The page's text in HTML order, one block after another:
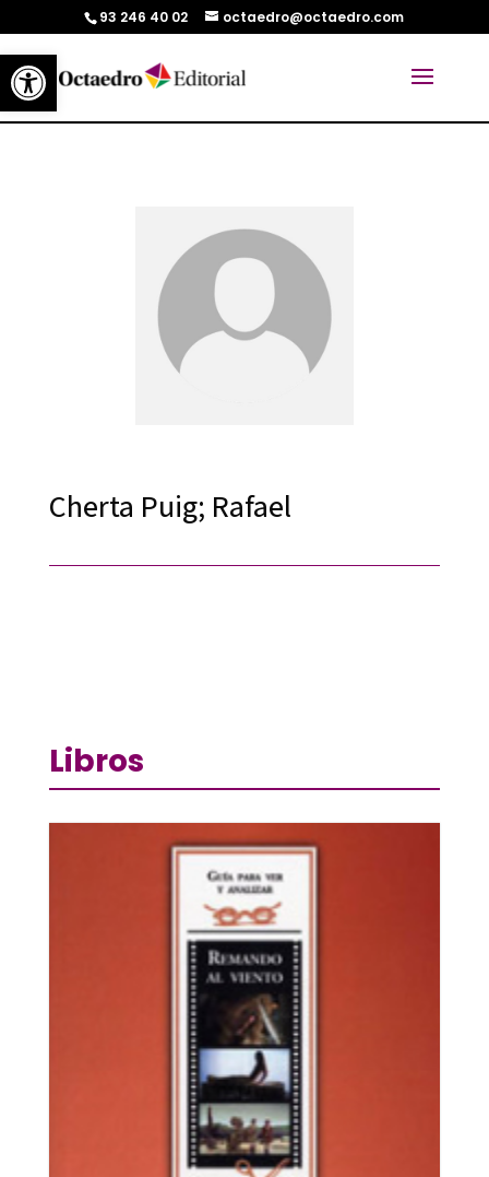
Abrir barra de herramientas
93 246 40 02 octaedro@octaedro.com
Cherta Puig; Rafael
Libros